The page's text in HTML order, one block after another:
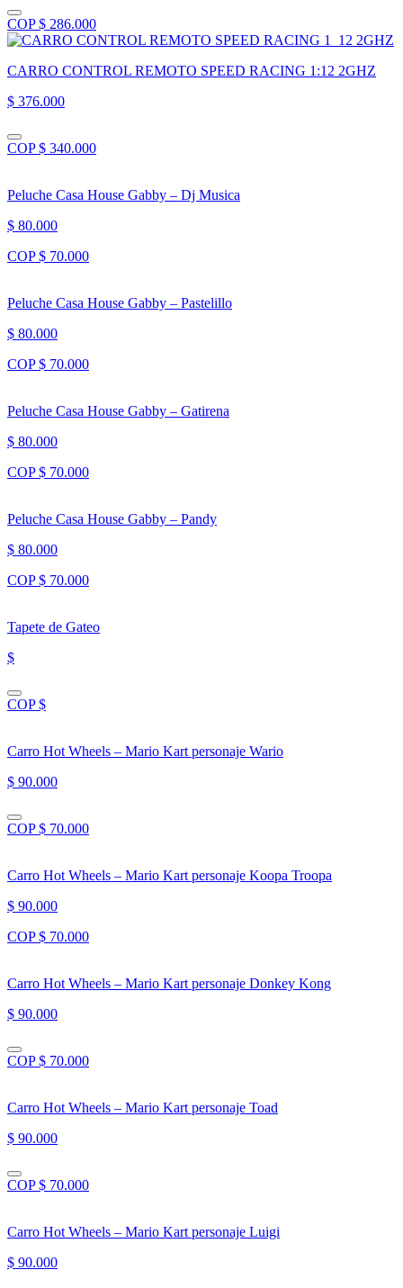
COP $ 286.000
CARRO CONTROL REMOTO SPEED RACING 1:12 2GHZ
$ 376.000
COP $ 340.000
Peluche Casa House Gabby – Dj Musica
$ 80.000
COP $ 70.000
Peluche Casa House Gabby – Pastelillo
$ 80.000
COP $ 70.000
Peluche Casa House Gabby – Gatirena
$ 80.000
COP $ 70.000
Peluche Casa House Gabby – Pandy
$ 80.000
COP $ 70.000
Tapete de Gateo
$
COP $
Carro Hot Wheels – Mario Kart personaje Wario
$ 90.000
COP $ 70.000
Carro Hot Wheels – Mario Kart personaje Koopa Troopa
$ 90.000
COP $ 70.000
Carro Hot Wheels – Mario Kart personaje Donkey Kong
$ 90.000
COP $ 70.000
Carro Hot Wheels – Mario Kart personaje Toad
$ 90.000
COP $ 70.000
Carro Hot Wheels – Mario Kart personaje Luigi
$ 90.000